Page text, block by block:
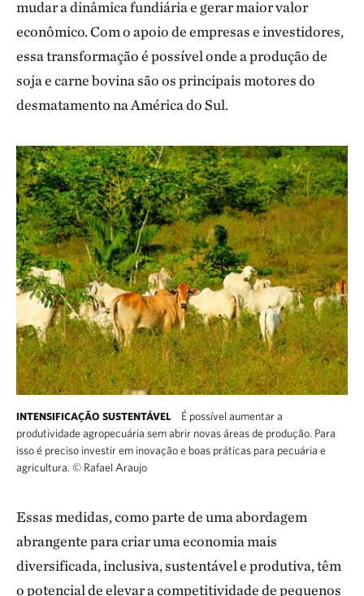
mudar a dinâmica fundiária e gerar maior valor
econômico. Com o apoio de empresas e investidores,
essa transformação é possível onde a produção de
soja e carne bovina são os principais motores do
desmatamento na América do Sul.
INTENSIFICAÇÃO SUSTENTÁVEL
É possível aumentar a
produtividade agropecuária sem abrir novas áreas de produção. Para
isso é preciso investir em inovação e boas práticas para pecuária e
agricultura. © Rafael Araujo
Essas medidas, como parte de uma abordagem
abrangente para criar uma economia mais
diversificada, inclusiva, sustentável e produtiva, têm
o potencial de elevar a competitividade de pequenos